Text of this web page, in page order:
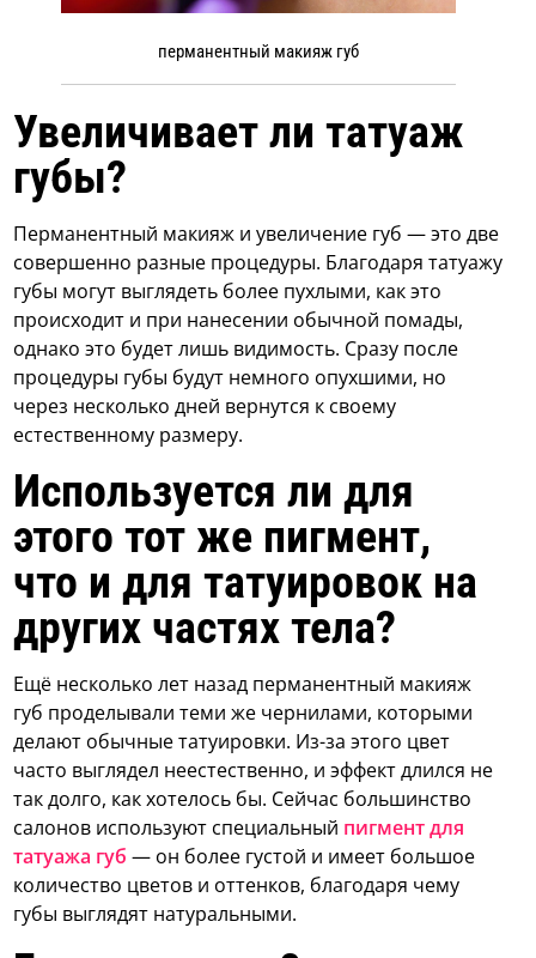
перманентный макияж губ
Увеличивает ли татуаж
губы?
Перманентный макияж и увеличение губ — это две
совершенно разные процедуры. Благодаря татуажу
губы могут выглядеть более пухлыми, как это
происходит и при нанесении обычной помады,
однако это будет лишь видимость. Сразу после
процедуры губы будут немного опухшими, но
через несколько дней вернутся к своему
естественному размеру.
Используется ли для
этого тот же пигмент,
что и для татуировок на
других частях тела?
Ещё несколько лет назад перманентный макияж
губ проделывали теми же чернилами, которыми
делают обычные татуировки. Из-за этого цвет
часто выглядел неестественно, и эффект длился не
так долго, как хотелось бы. Сейчас большинство
салонов используют специальный пигмент для
татуажа губ — он более густой и имеет большое
количество цветов и оттенков, благодаря чему
губы выглядят натуральными.